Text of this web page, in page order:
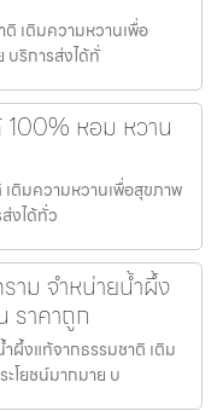
เติมความหวานเพื่อ
บริการส่งได้ทั่
100% หอม หวาน
ติมความหวานเพื่อสุขภาพ
งได้ทั่ว
าม จำหน่ายน้ำผึ้ง
ราคาถูก
ผึ้งแท้จากธรรมชาติ เติม
โยชน์มากมาย บ